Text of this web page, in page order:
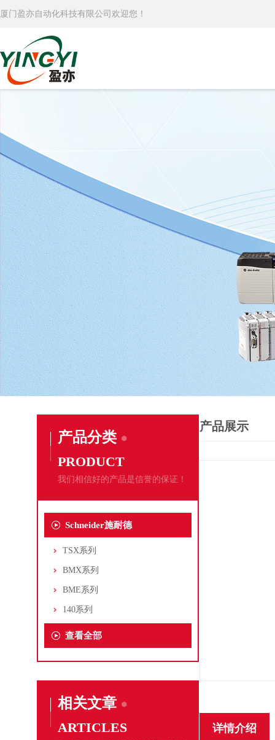
厦门盈亦自动化科技有限公司欢迎您！
产品分类
PRODUCT
我们相信好的产品是信誉的保证！
Schneider施耐德
TSX系列
BMX系列
BME系列
140系列
查看全部
相关文章
ARTICLES
产品展示
详情介绍